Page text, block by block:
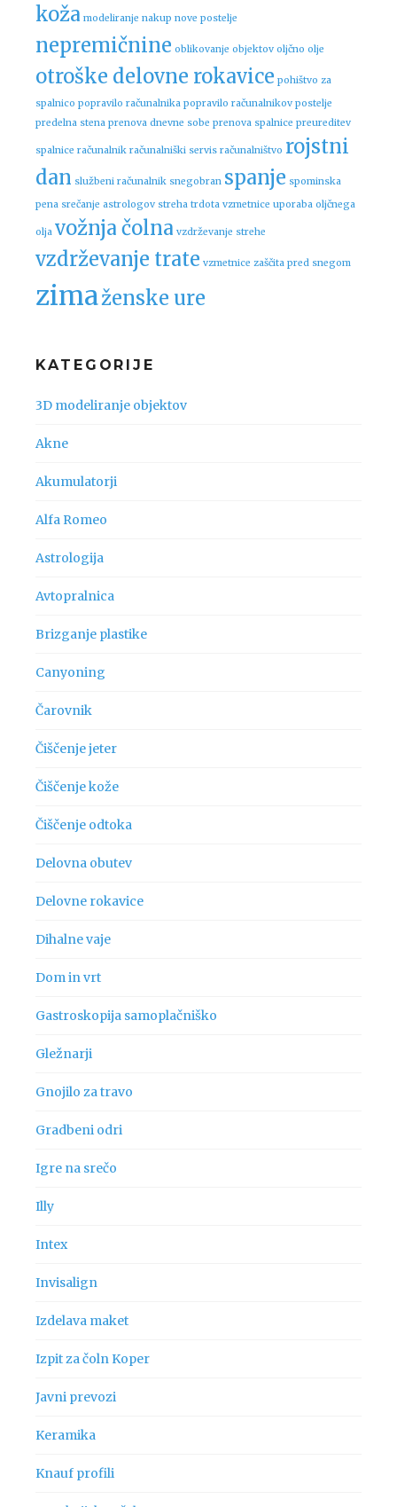
koža modeliranje nakup nove postelje
nepremičnine oblikovanje objektov oljčno olje
otroške delovne rokavice pohištvo za
spalnico popravilo računalnika popravilo računalnikov postelje
predelna stena prenova dnevne sobe prenova spalnice preureditev
spalnice računalnik računalniški servis računalništvo rojstni
dan službeni računalnik snegobran spanje spominska
pena srečanje astrologov streha trdota vzmetnice uporaba oljčnega
olja vožnja čolna vzdrževanje strehe
vzdrževanje trate vzmetnice zaščita pred snegom
zimaženske ure
KATEGORIJE
3D modeliranje objektov
Akne
Akumulatorji
Alfa Romeo
Astrologija
Avtopralnica
Brizganje plastike
Canyoning
Čarovnik
Čiščenje jeter
Čiščenje kože
Čiščenje odtoka
Delovna obutev
Delovne rokavice
Dihalne vaje
Dom in vrt
Gastroskopija samoplačniško
Gležnarji
Gnojilo za travo
Gradbeni odri
Igre na srečo
Illy
Intex
Invisalign
Izdelava maket
Izpit za čoln Koper
Javni prevozi
Keramika
Knauf profili